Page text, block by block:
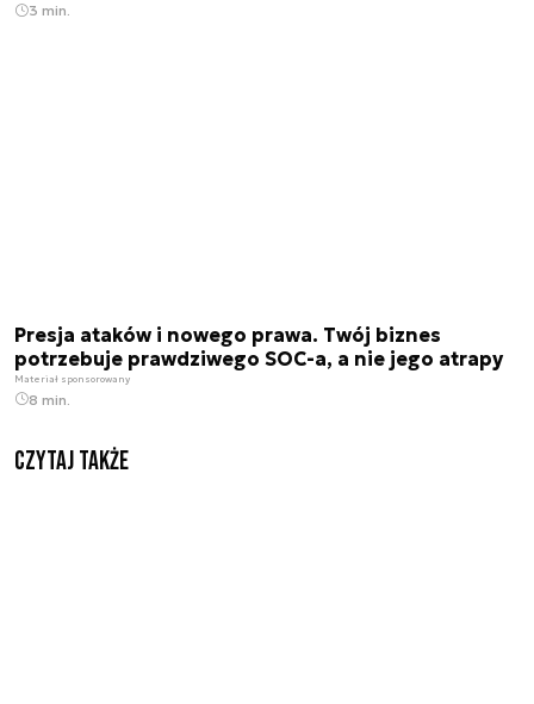
3 min.
Presja ataków i nowego prawa. Twój biznes
potrzebuje prawdziwego SOC-a, a nie jego atrapy
Materiał sponsorowany
8 min.
Czytaj także